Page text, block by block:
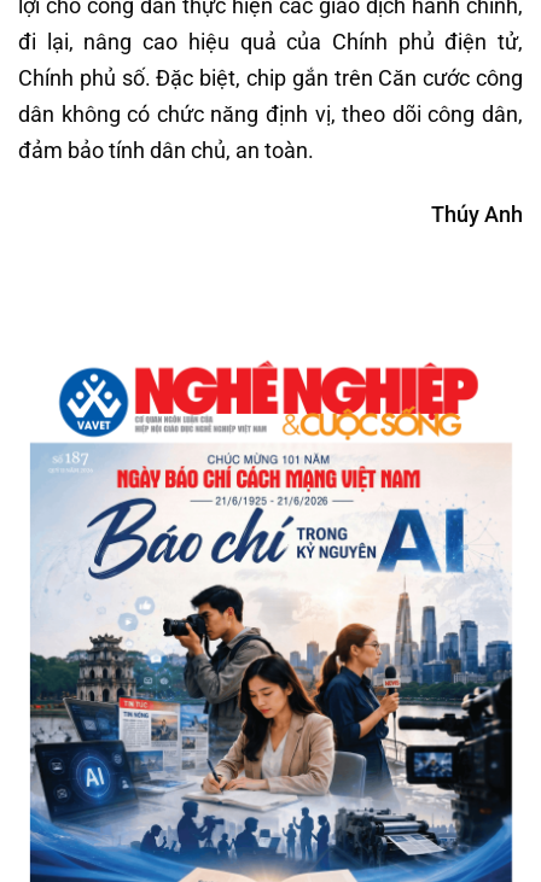
lợi cho công dân thực hiện các giao dịch hành chính,
đi lại, nâng cao hiệu quả của Chính phủ điện tử,
Chính phủ số. Đặc biệt, chip gắn trên Căn cước công
dân không có chức năng định vị, theo dõi công dân,
đảm bảo tính dân chủ, an toàn.
Thúy Anh